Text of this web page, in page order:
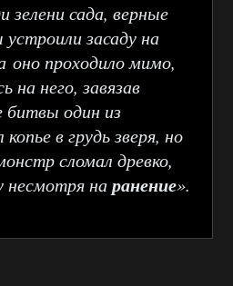
зелени сада, верные
засаду на
оно проходило мимо,
на него, завязав
битвы один из
копье в грудь зверя, но
сломал древко,
несмотря наранение».